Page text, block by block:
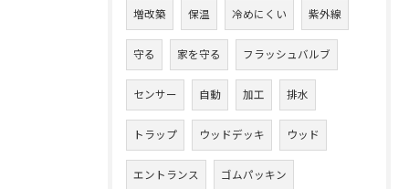
増改築 保温 冷めにくい 紫外線
守る 家を守る フラッシュバルブ
センサー 自動 加工 排水
トラップ ウッドデッキ ウッド
エントランス ゴムパッキン